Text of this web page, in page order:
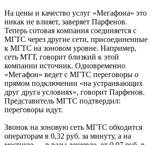
На цены и качество услуг «Мегафона» это
никак не влияет, заверяет Парфенов.
Теперь сотовая компания соединяется с
МГТС через другие сети, присоединенные
к МГТС на зоновом уровне. Например,
сеть МТТ, говорит близкий к этой
компании источник. Одновременно
«Мегафон» ведет с МГТС переговоры о
прямом подключении «на устраивающих
друг друга условиях», говорит Парфенов.
Представитель МГТС подтвердил:
переговоры идут.
Звонок на зоновую сеть МГТС обходится
операторам в 0,32 руб. за минуту, а на